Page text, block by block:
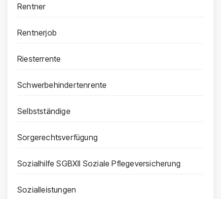
Rentner
Rentnerjob
Riesterrente
Schwerbehindertenrente
Selbstständige
Sorgerechtsverfügung
Sozialhilfe SGBXII Soziale Pflegeversicherung
Sozialleistungen